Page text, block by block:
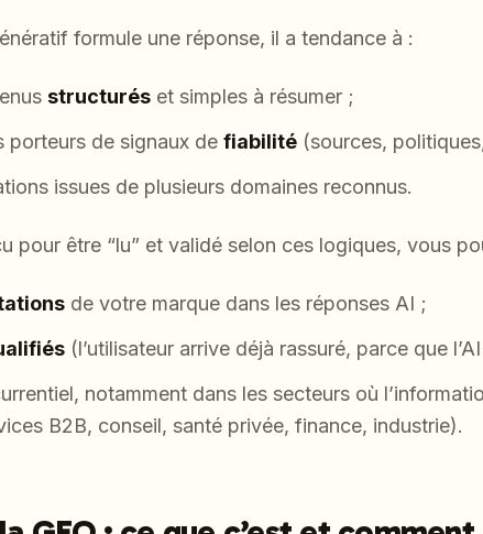
formule une réponse, il a tendance à :
structurés et simples à résumer ;
porteurs de signaux de fiabilité (sources,
issues de plusieurs domaines reconnus.
pour être “lu” et validé selon ces logiques, vous
de votre marque dans les réponses AI ;
(l’utilisateur arrive déjà rassuré, parce que
notamment dans les secteurs où
B2B, conseil, santé privée, finance, industrie).